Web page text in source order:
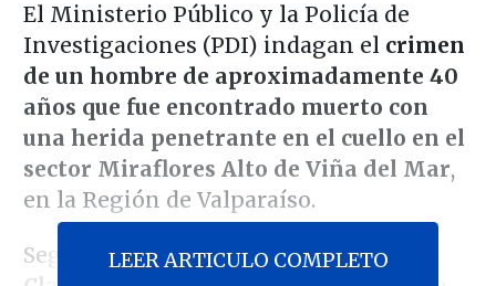
El Ministerio Público y la Policía de
Investigaciones (PDI) indagan el crimen
de un hombre de aproximadamente 40
años que fue encontrado muerto con
una herida penetrante en el cuello en el
sector Miraflores Alto de Viña del Mar,
en la Región de Valparaíso.
Según informó elfiscal de turno,
LEER ARTICULO COMPLETO